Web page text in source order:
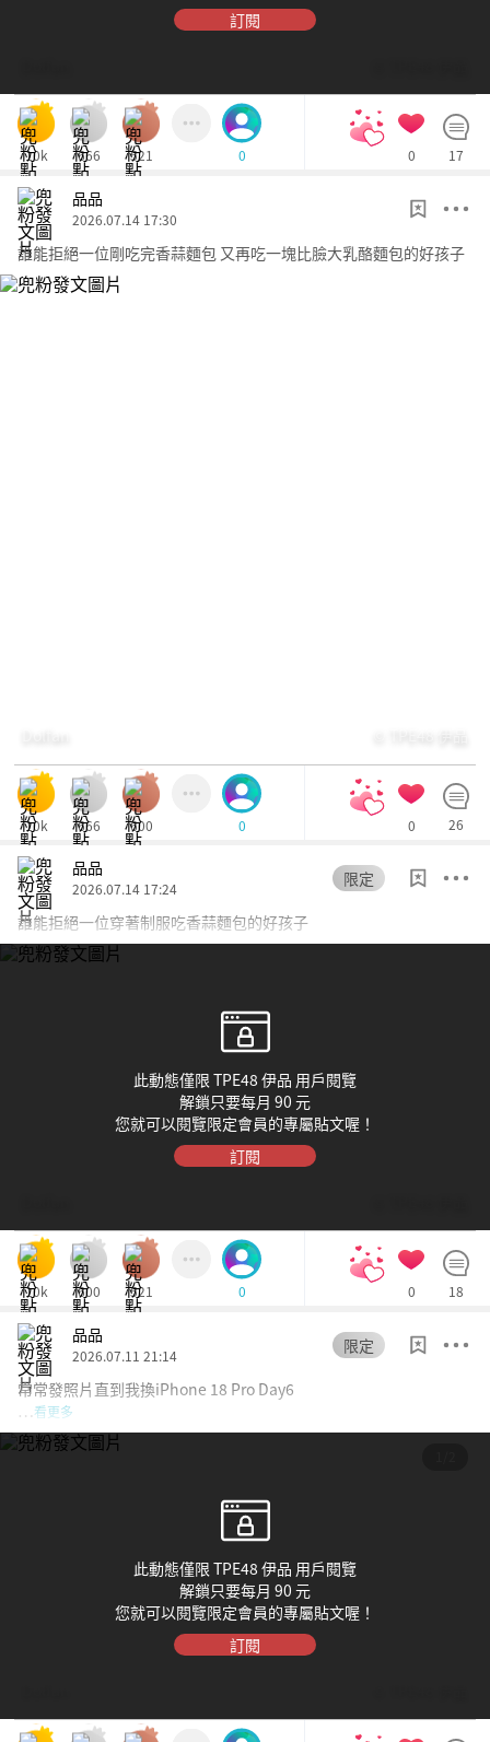
訂閱
10k 666 521 0 0 17
品品
2026.07.14 17:30
誰能拒絕一位剛吃完香蒜麵包 又再吃一塊比臉大乳酪麵包的好孩子
© TPE48 伊品
10k 666 600 0 0 26
品品
2026.07.14 17:24
限定
誰能拒絕一位穿著制服吃香蒜麵包的好孩子
此動態僅限 TPE48 伊品 用戶閱覽
解鎖只要每月 90 元
您就可以閱覽限定會員的專屬貼文喔！
訂閱
10k 600 521 0 0 18
品品
2026.07.11 21:14
限定
常常發照片直到我換iPhone 18 Pro Day6
…看更多
此動態僅限 TPE48 伊品 用戶閱覽
解鎖只要每月 90 元
您就可以閱覽限定會員的專屬貼文喔！
訂閱